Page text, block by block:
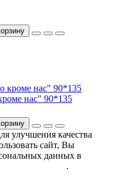
нас" 90*135
улучшения качества
сайт, Вы
данных в
.